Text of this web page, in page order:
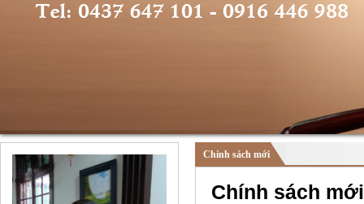
Chính sách mới
Chính sách